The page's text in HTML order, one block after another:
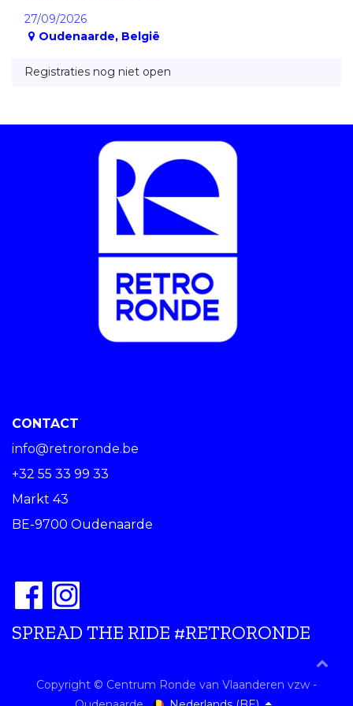
27/09/2026
Oudenaarde, België
Registraties nog niet open
CONTACT
info@retroronde.be
+32 55 33 99 33
Markt 43
BE-9700 Oudenaarde
SPREAD THE RIDE #RETRORONDE
Copyright © Centrum Ronde van Vlaanderen vzw -